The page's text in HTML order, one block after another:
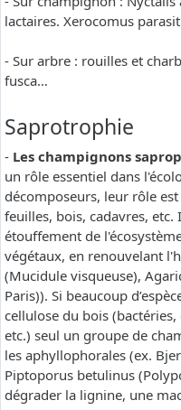
lactaires. Xerocomus
- Sur arbre : rouilles et
fusca…
Saprotrophie
- Les champignons
un rôle essentiel dans
décomposeurs, leur rôle
feuilles, bois, cadavres,
étouffement de
végétaux, en renouvelant
(Mucidule visqueuse),
Paris)). Si beaucoup
cellulose du bois
etc.) seul un groupe de
les aphyllophorales (ex.
Piptoporus betulinus
dégrader la lignine, une